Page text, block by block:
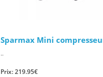
Sparmax Mini
..
Prix: 219.95€